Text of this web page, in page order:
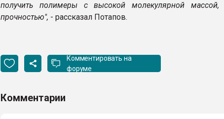
получить полимеры с высокой молекулярной
прочностью", - рассказал Потапов.
Комментировать на
форуме
Комментарии